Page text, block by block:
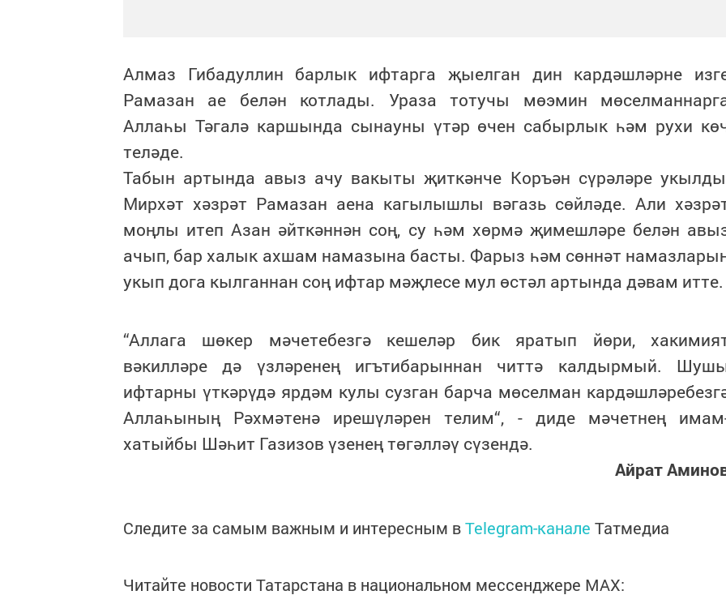
Алмаз Гибадуллин барлык ифтарга җыелган дин кардәшләрне
Рамазан ае белән котлады. Ураза тотучы мөэмин
Аллаһы Тәгалә каршында сынауны үтәр өчен сабырлык һәм рухи
теләде.
Табын артында авыз ачу вакыты җиткәнче Коръән сүрәләре
Мирхәт хәзрәт Рамазан аена кагылышлы вәгазь сөйләде. Али
моңлы итеп Азан әйткәннән соң, су һәм хөрмә җимешләре белән
ачып, бар халык ахшам намазына басты. Фарыз һәм сөннәт
укып дога кылганнан соң ифтар мәҗлесе мул өстәл артында дәвам итте.
“Аллага шөкер мәчетебезгә кешеләр бик яратып йөри,
вәкилләре дә үзләренең игътибарыннан читтә калдырмый.
ифтарны үткәрүдә ярдәм кулы сузган барча мөселман
Аллаһының Рәхмәтенә ирешүләрен телим“, - диде мәчетнең
хатыйбы Шәһит Газизов үзенең төгәлләү сүзендә.
Айрат
Следите за самым важным и интересным вTelegram-канале Татмедиа
Читайте новости Татарстана в национальном мессенджере MАХ: